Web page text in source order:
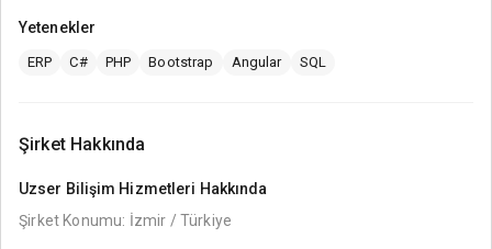
Yetenekler
ERP C# PHP Bootstrap Angular SQL
Şirket Hakkında
Uzser Bilişim Hizmetleri Hakkında
Şirket Konumu: İzmir / Türkiye